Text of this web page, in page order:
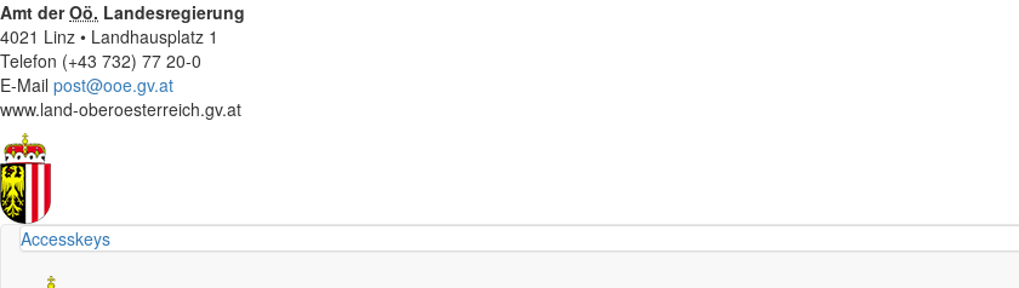
Amt derOö. Landesregierung
4021 Linz • Landhausplatz 1
Telefon (+43 732) 77 20-0
E-Mail post@ooe.gv.at
www.land-oberoesterreich.gv.at
Accesskeys